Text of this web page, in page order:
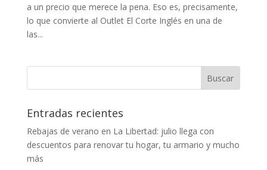
a un precio que merece la pena. Eso es, precisamente,
lo que convierte al Outlet El Corte Inglés en una de
las...
Entradas recientes
Rebajas de verano en La Libertad: julio llega con
descuentos para renovar tu hogar, tu armario y mucho
más